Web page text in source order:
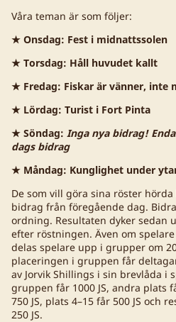
Våra teman är som följer:
★ Onsdag: Fest i midnattssolen
★ Torsdag: Håll huvudet kallt
★ Fredag: Fiskar är vänner, inte
★ Lördag: Turist i Fort Pinta
★ Söndag: Inga nya bidrag!
dags bidrag
★ Måndag: Kunglighet under
De som vill göra sina röster
bidrag från föregående dag.
ordning. Resultaten dyker sedan
efter röstningen. Även om
delas spelare upp i grupper om
placeringen i gruppen får
av Jorvik Shillings i sin brevlåda i
gruppen får 1000 JS, andra plats
750 JS, plats 4–15 får 500 JS och
250 JS.